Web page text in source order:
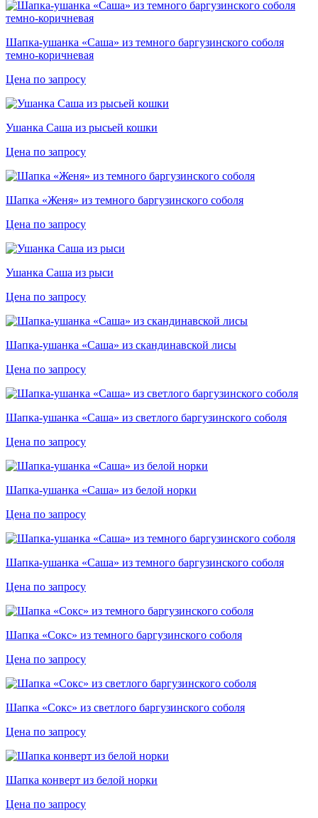
Шапка-ушанка «Саша» из темного баргузинского соболя
темно-коричневая
Цена по запросу
Ушанка Саша из рысьей кошки
Цена по запросу
Шапка «Женя» из темного баргузинского соболя
Цена по запросу
Ушанка Саша из рыси
Цена по запросу
Шапка-ушанка «Саша» из скандинавской лисы
Цена по запросу
Шапка-ушанка «Саша» из светлого баргузинского соболя
Цена по запросу
Шапка-ушанка «Саша» из белой норки
Цена по запросу
Шапка-ушанка «Саша» из темного баргузинского соболя
Цена по запросу
Шапка «Сокс» из темного баргузинского соболя
Цена по запросу
Шапка «Сокс» из светлого баргузинского соболя
Цена по запросу
Шапка конверт из белой норки
Цена по запросу